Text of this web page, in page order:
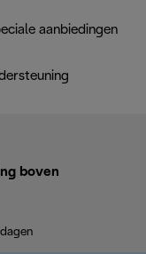
aanbiedingen
boven